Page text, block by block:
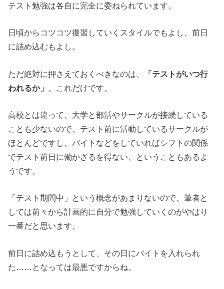
テスト勉強は各自に完全に委ねられています。
日頃からコツコツ復習していくスタイルでもよし、前日
に詰め込むもよし。
ただ絶対に押さえておくべきなのは、
「テストがいつ行
われるか」 。これだけです。
高校とは違って、大学と部活やサークルが接続している
ことも少ないので、テスト前に活動しているサークルが
ほとんどですし、バイトなどをしていればシフトの関係
でテスト前日に働かざるを得ない、ということもあるよ
うです。
「テスト期間中」という概念があまりないので、筆者と
しては前々から計画的に自分で勉強していくのがやはり
一番だと思います。
前日に詰め込もうとして、その日にバイトを入れられ
た……となっては最悪ですからね。